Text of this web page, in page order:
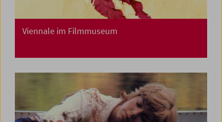
Viennale im Filmmuseum